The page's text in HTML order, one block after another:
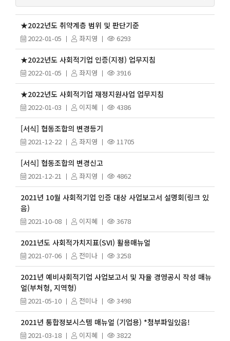
★2022년도 취약계층 범위 및 판단기준
2022-01-05 좌지영 6293
★2022년도 사회적기업 인증(지정) 업무지침
2022-01-05 좌지영 3916
★2022년도 사회적기업 재정지원사업 업무지침
2022-01-03 이지혜 4386
[서식] 협동조합의 변경등기
2021-12-22 좌지영 11705
[서식] 협동조합의 변경신고
2021-12-21 좌지영 4862
2021년 10월 사회적기업 인증 대상 사업보고서 설명회(링크 있
음)
2021-10-08 이지혜 3678
2021년도 사회적가치지표(SVI) 활용매뉴얼
2021-07-06 전미나 3258
2021년 예비사회적기업 사업보고서 및 자율 경영공시 작성 매뉴
얼(부처형, 지역형)
2021-05-10 전미나 3498
2021년 통합정보시스템 매뉴얼 (기업용) *첨부파일있음!
2021-03-18 이지혜 3822